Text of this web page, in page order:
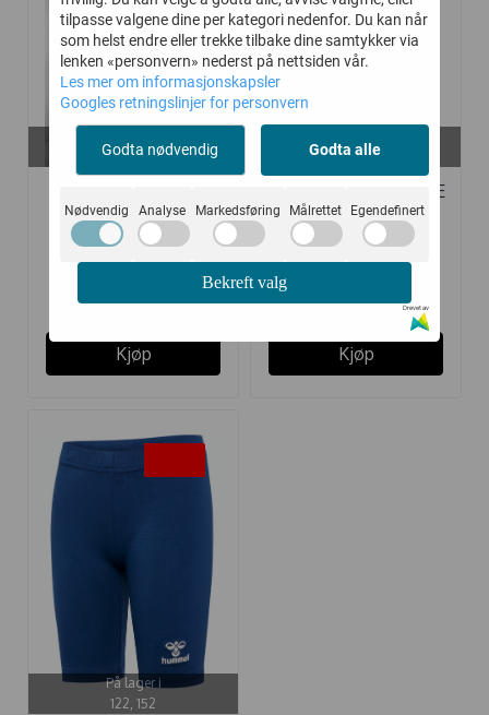
104
BUKSE TRISTAN ...
Kjøp
176, 104
HUMMEL KORTBUKSE
BASSIM BLACK ...
Kjøp
På lager i
122, 152
tilpasse valgene dine per kategori nedenfor. Du kan når
som helst endre eller trekke tilbake dine samtykker via
lenken «personvern» nederst på nettsiden vår.
Les mer om informasjonskapsler
Googles retningslinjer for personvern
Godta nødvendig Godta alle
Nødvendig Analyse Markedsføring Målrettet Egendefinert
Bekreft valg
Drevet av